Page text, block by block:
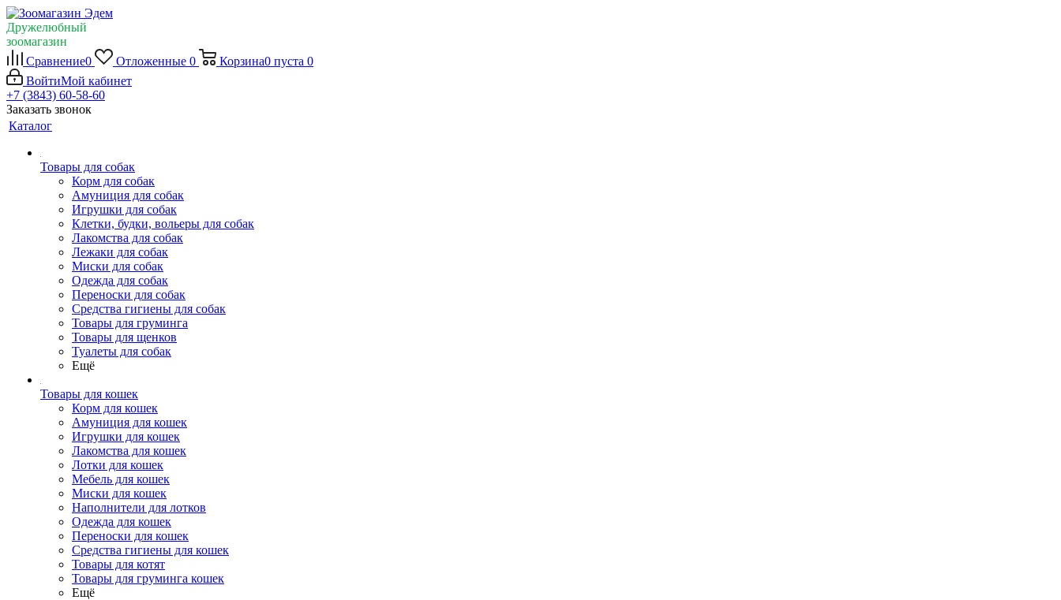
Дружелюбный
зоомагазин
Сравнение0 Отложенные 0 Корзина0 пуста 0
ВойтиМой кабинет
+7 (3843) 60-58-60
Заказать звонок
Каталог
Товары для собак
Корм для собак
Амуниция для собак
Игрушки для собак
Клетки, будки, вольеры для собак
Лакомства для собак
Лежаки для собак
Миски для собак
Одежда для собак
Переноски для собак
Средства гигиены для собак
Товары для груминга
Товары для щенков
Туалеты для собак
Ещё
Товары для кошек
Корм для кошек
Амуниция для кошек
Игрушки для кошек
Лакомства для кошек
Лотки для кошек
Мебель для кошек
Миски для кошек
Наполнители для лотков
Одежда для кошек
Переноски для кошек
Средства гигиены для кошек
Товары для котят
Товары для груминга кошек
Ещё